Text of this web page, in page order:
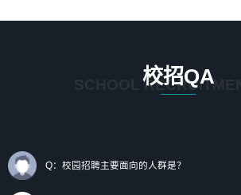
2. 熟悉 前端常用框架, 能独立完成设计给予的 UI 效果;
3. 有良好的代码习惯, 低级错误出现频率低;
7. 了解或熟悉 WebGL 及相关框架优先。
（岗位人员专职于行业应用解决方案、项目申报方案、投标
校招QA
SCHOOL
Q：校园招聘主要面向的人群是？